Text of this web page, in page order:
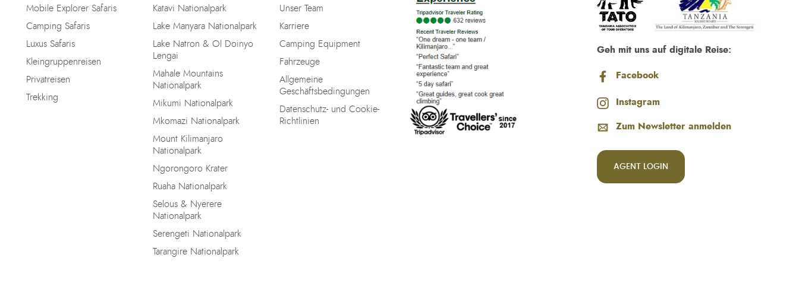
Mobile Explorer Safaris
Camping Safaris
Luxus Safaris
Kleingruppenreisen
Privatreisen
Trekking
Katavi Nationalpark
Lake Manyara Nationalpark
Lake Natron & Ol Doinyo
Lengai
Mahale Mountains
Nationalpark
Mikumi Nationalpark
Mkomazi Nationalpark
Mount Kilimanjaro
Nationalpark
Ngorongoro Krater
Ruaha Nationalpark
Selous & Nyerere
Nationalpark
Serengeti Nationalpark
Tarangire Nationalpark
Unser Team
Karriere
Camping Equipment
Fahrzeuge
Allgemeine
Geschäftsbedingungen
Datenschutz- und Cookie-
Richtlinien
Geh mit uns auf digitale Reise:
Facebook
Instagram
Zum Newsletter anmelden
AGENT LOGIN